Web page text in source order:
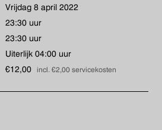
vrijdag 8 april 2022
23:30 uur
23:30 uur
Uiterlijk 04:00 uur
€12,00 incl. €2,00 servicekosten